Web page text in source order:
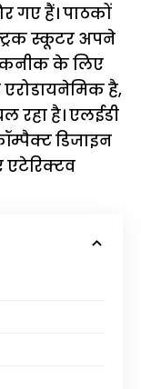
गए हैं। पाठकों
स्कूटर अपने
के लिए
है,
रहा है। एलईडी
डिजाइन
एटेरिक्टव